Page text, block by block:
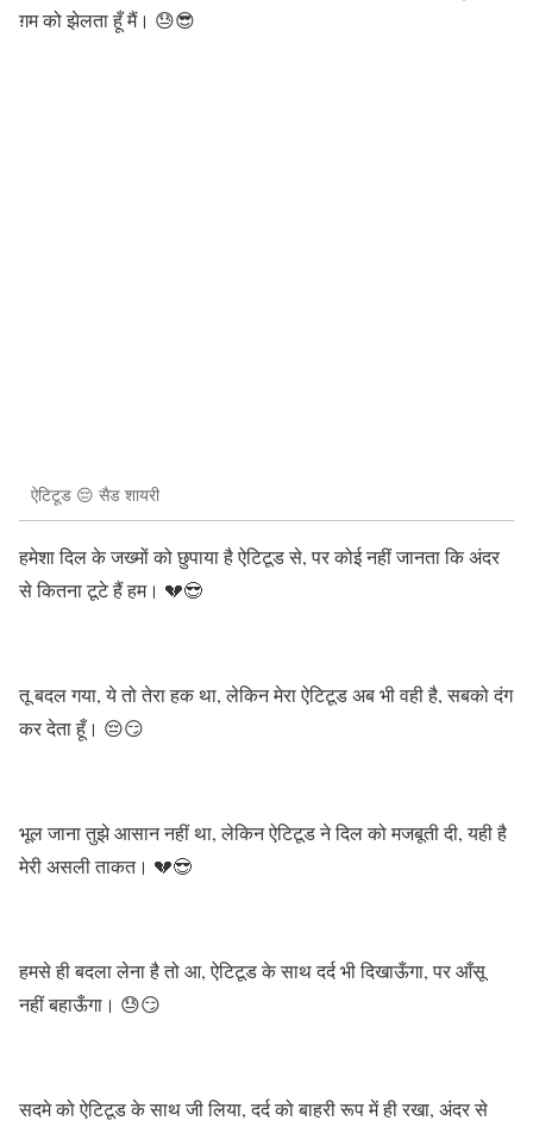
ग़म को झेलता हूँ मैं। 😓😎
ऐटिटूड 😔 सैड शायरी
हमेशा दिल के जख्मों को छुपाया है ऐटिटूड से, पर कोई नहीं जानता कि अंदर
से कितना टूटे हैं हम। 💔😎
तू बदल गया, ये तो तेरा हक था, लेकिन मेरा ऐटिटूड अब भी वही है, सबको दंग
कर देता हूँ। 😔😏
भूल जाना तुझे आसान नहीं था, लेकिन ऐटिटूड ने दिल को मजबूती दी, यही है
मेरी असली ताकत। 💔😎
हमसे ही बदला लेना है तो आ, ऐटिटूड के साथ दर्द भी दिखाऊँगा, पर आँसू
नहीं बहाऊँगा। 😓😏
सदमे को ऐटिटूड के साथ जी लिया, दर्द को बाहरी रूप में ही रखा, अंदर से